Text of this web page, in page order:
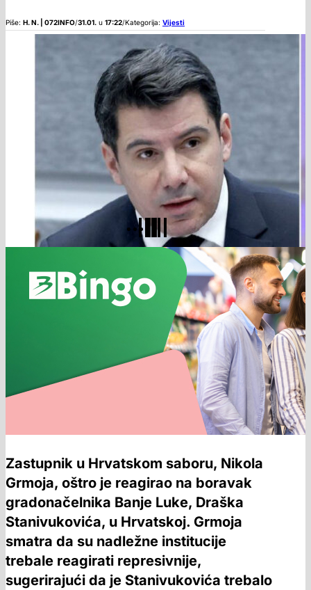
Piše: H. N. | 072INFO/31.01. u 17:22/Kategorija: Vijesti
Zastupnik u Hrvatskom saboru, Nikola
Grmoja, oštro je reagirao na boravak
gradonačelnika Banje Luke, Draška
Stanivukovića, u Hrvatskoj. Grmoja
smatra da su nadležne institucije
trebale reagirati represivnije,
sugerirajući da je Stanivukovića trebalo